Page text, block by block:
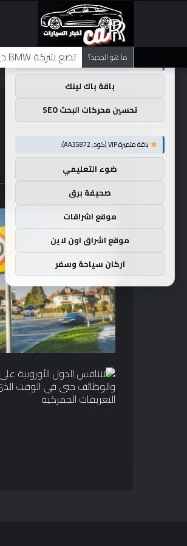
ما هو الجديد؟ تضع شركة BMW منافستها من الفئة G في حالة انتظار مع وصول الرياح المعاكسة في الصين إلى موطنها
توصيات :
باقة متميزة VIP (كود: AA11138):
باقة باك لينك
تحسين محركات البحث SEO
باقة متميزة VIP (كود: AA35872):
ضوء التعليمي
صحيفة برق
موقع اشراقات
موقع اشراق اون لاين
اركان سياحة وسفر